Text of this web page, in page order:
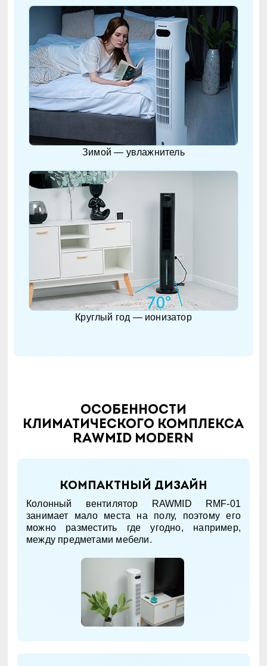
Зимой — увлажнитель
Круглый год — ионизатор
Особенности
климатического комплекса
RAWMID Modern
Компактный дизайн
Колонный вентилятор RAWMID RMF-01
занимает мало места на полу, поэтому его
можно разместить где угодно, например,
между предметами мебели.